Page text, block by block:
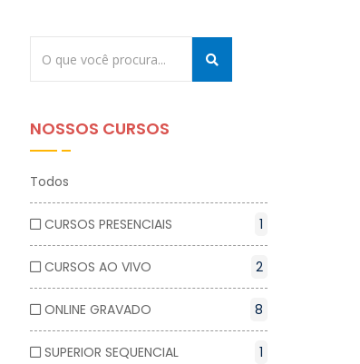
NOSSOS CURSOS
Todos
CURSOS PRESENCIAIS 1
CURSOS AO VIVO 2
ONLINE GRAVADO 8
SUPERIOR SEQUENCIAL 1